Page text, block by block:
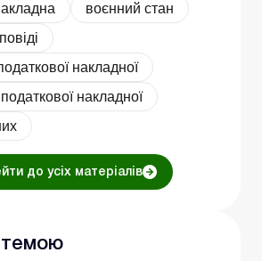
воєнний стан
накладної
накладної
до усіх матеріалів
темою